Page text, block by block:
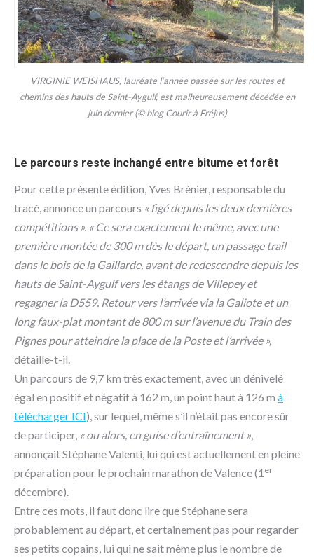
VIRGINIE WEISHAUS, lauréate l’année passée sur les routes et
chemins des hauts de Saint-Aygulf, est malheureusement décédée en
juin dernier (© blog Courir à Fréjus)
Le parcours reste inchangé entre bitume et forêt
Pour cette présente édition, Yves Brénier, responsable du
tracé, annonce un parcours « figé depuis les deux dernières
compétitions ». « Ce sera exactement le même, avec une
première montée de 300 m dès le départ, un passage trail
dans le bois de la Gaillarde, avant de redescendre depuis les
hauts de Saint-Aygulf vers les étangs de Villepey et
regagner la D559. Retour vers l’arrivée via la Galiote et un
long faux-plat montant de 800 m sur l’avenue du Train des
Pignes pour atteindre la place de la Poste et l’arrivée »,
détaille-t-il.
Un parcours de 9,7 km très exactement, avec un dénivelé
égal en positif et négatif à 162 m, un point haut à 126 m à
télécharger ICI), sur lequel, même s’il n’était pas encore sûr
de participer, « ou alors, en guise d’entraînement »,
annonçait Stéphane Valenti, lui qui est actuellement en pleine
préparation pour le prochain marathon de Valence (1 er
décembre).
Entre ces mots, il faut donc lire que Stéphane sera
probablement au départ, et certainement pas pour regarder
ses petits copains, lui qui ne sait même plus le nombre de